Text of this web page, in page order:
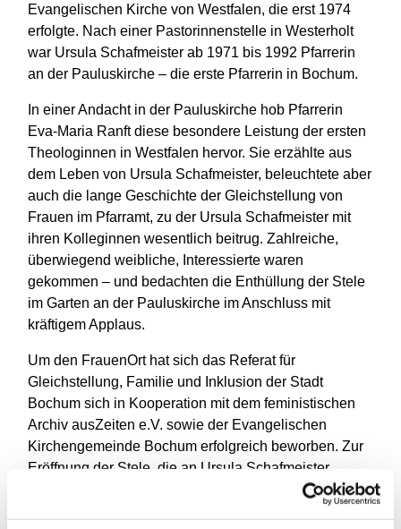
Evangelischen Kirche von Westfalen, die erst 1974
erfolgte. Nach einer Pastorinnenstelle in Westerholt
war Ursula Schafmeister ab 1971 bis 1992 Pfarrerin
an der Pauluskirche – die erste Pfarrerin in Bochum.
In einer Andacht in der Pauluskirche hob Pfarrerin
Eva-Maria Ranft diese besondere Leistung der ersten
Theologinnen in Westfalen hervor. Sie erzählte aus
dem Leben von Ursula Schafmeister, beleuchtete aber
auch die lange Geschichte der Gleichstellung von
Frauen im Pfarramt, zu der Ursula Schafmeister mit
ihren Kolleginnen wesentlich beitrug. Zahlreiche,
überwiegend weibliche, Interessierte waren
gekommen – und bedachten die Enthüllung der Stele
im Garten an der Pauluskirche im Anschluss mit
kräftigem Applaus.
Um den FrauenOrt hat sich das Referat für
Gleichstellung, Familie und Inklusion der Stadt
Bochum sich in Kooperation mit dem feministischen
Archiv ausZeiten e.V. sowie der Evangelischen
Kirchengemeinde Bochum erfolgreich beworben. Zur
Eröffnung der Stele, die an Ursula Schafmeister
erinnert, waren Ministerialrätin Eva Bertram (NRW-